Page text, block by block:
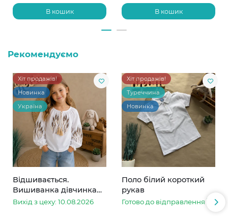
В кошик В кошик
Рекомендуємо
Хіт продажів!
Новинка
Україна
Відшивається.
Вишиванка дівчинка
колоски
Вихід з цеху: 10.08.2026
Хіт продажів!
Туреччина
Новинка
Поло білий короткий
рукав
Готово до відправлення